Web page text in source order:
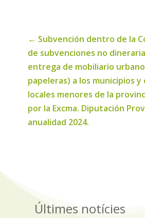
← Subvención dentro de la
de subvenciones no
entrega de mobiliario
papeleras) a los municipios
locales menores de la
por la Excma. Diputación
anualidad 2024.
Últimes notícies